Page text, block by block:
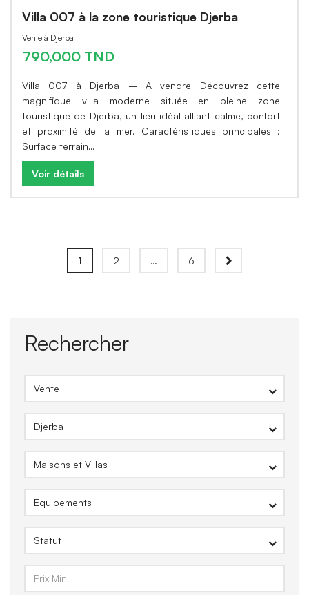
Villa 007 à la zone touristique Djerba
Vente à Djerba
790,000 TND
Villa 007 à Djerba – À vendre Découvrez cette
magnifique villa moderne située en pleine zone
touristique de Djerba, un lieu idéal alliant calme, confort
et proximité de la mer. Caractéristiques principales :
Surface terrain…
Voir détails
1 2 … 6
Rechercher